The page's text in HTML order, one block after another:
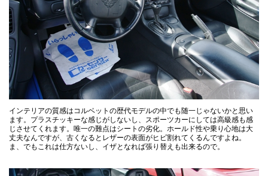
インテリアの質感はコルベットの歴代モデルの中でも随一じゃないかと思い
ます。プラスチッキーな感じがしないし、スポーツカーにしては高級感も感
じさせてくれます。唯一の難点はシートの劣化。ホールド性や乗り心地は大
丈夫なんですが、古くなるとレザーの表面がヒビ割れてくるんですよね。
ま、でもこれは仕方ないし、イザとなれば張り替えも出来るので。